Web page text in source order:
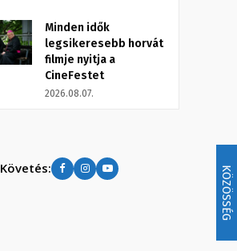
KÖZÖSSÉG
Minden idők
legsikeresebb horvát
filmje nyitja a
CineFestet
2026.08.07.
Követés: